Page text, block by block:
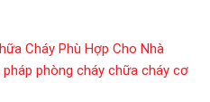
Cháy Phù Hợp Cho Nhà
pháp phòng cháy chữa cháy cơ